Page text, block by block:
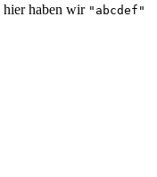
hier haben wir "abcdef"